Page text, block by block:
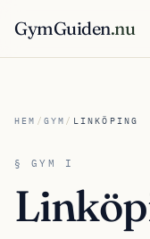
GymGuiden.nu
HEM / GYM / LINKÖPING
§ GYM I